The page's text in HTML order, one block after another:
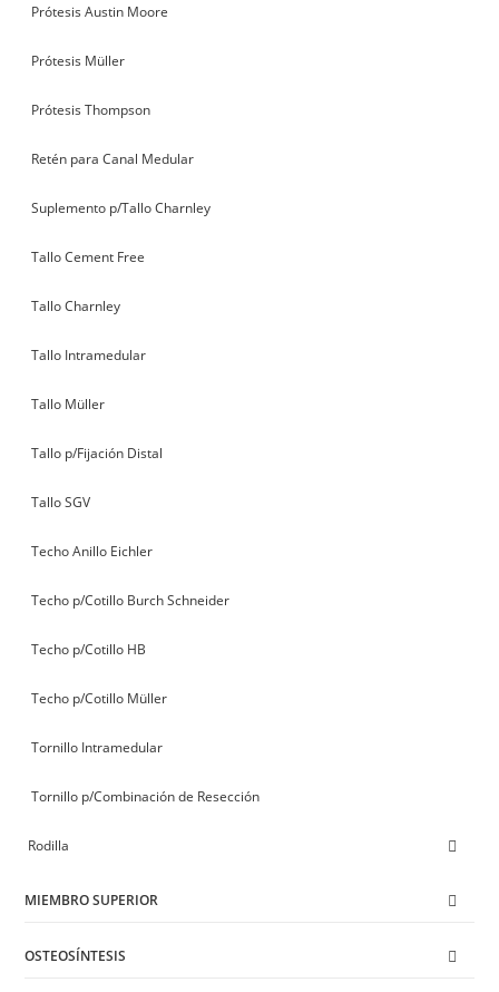
Prótesis Austin Moore
Prótesis Müller
Prótesis Thompson
Retén para Canal Medular
Suplemento p/Tallo Charnley
Tallo Cement Free
Tallo Charnley
Tallo Intramedular
Tallo Müller
Tallo p/Fijación Distal
Tallo SGV
Techo Anillo Eichler
Techo p/Cotillo Burch Schneider
Techo p/Cotillo HB
Techo p/Cotillo Müller
Tornillo Intramedular
Tornillo p/Combinación de Resección
Rodilla
MIEMBRO SUPERIOR
OSTEOSÍNTESIS